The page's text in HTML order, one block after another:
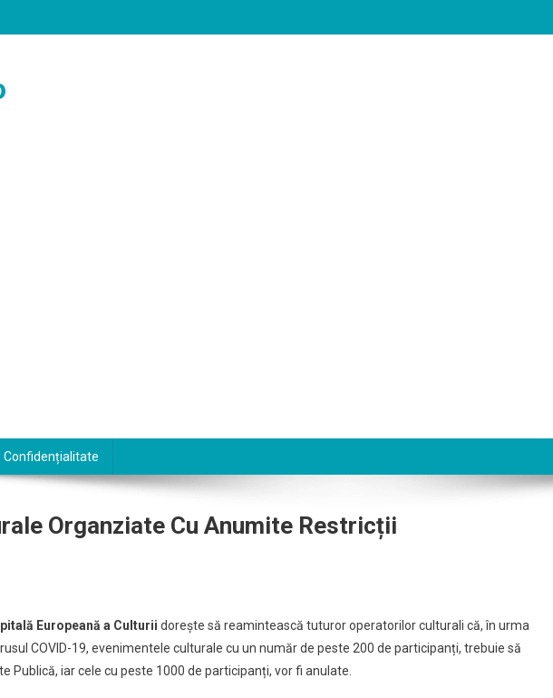
Confidențialitate
Organziate Cu Anumite Restricții
Europeană a Culturii dorește să reamintească tuturor operatorilor culturali că, în urma
COVID-19, evenimentele culturale cu un număr de peste 200 de participanți, trebuie să
Publică, iar cele cu peste 1000 de participanți, vor fi anulate.